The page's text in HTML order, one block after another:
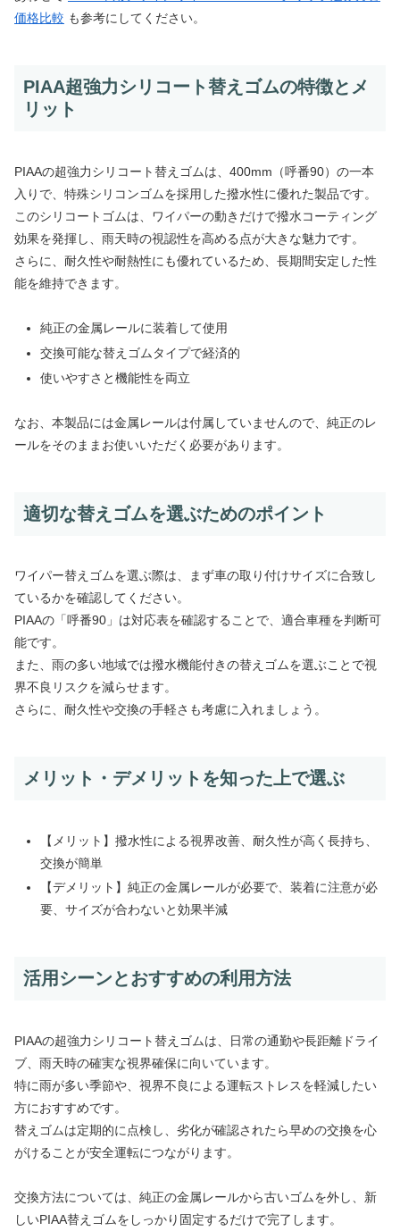
価格比較 も参考にしてください。
PIAA超強力シリコート替えゴムの特徴とメ
リット
PIAAの超強力シリコート替えゴムは、400mm（呼番90）の一本
入りで、特殊シリコンゴムを採用した撥水性に優れた製品です。
このシリコートゴムは、ワイパーの動きだけで撥水コーティング
効果を発揮し、雨天時の視認性を高める点が大きな魅力です。
さらに、耐久性や耐熱性にも優れているため、長期間安定した性
能を維持できます。
純正の金属レールに装着して使用
交換可能な替えゴムタイプで経済的
使いやすさと機能性を両立
なお、本製品には金属レールは付属していませんので、純正のレ
ールをそのままお使いいただく必要があります。
適切な替えゴムを選ぶためのポイント
ワイパー替えゴムを選ぶ際は、まず車の取り付けサイズに合致し
ているかを確認してください。
PIAAの「呼番90」は対応表を確認することで、適合車種を判断可
能です。
また、雨の多い地域では撥水機能付きの替えゴムを選ぶことで視
界不良リスクを減らせます。
さらに、耐久性や交換の手軽さも考慮に入れましょう。
メリット・デメリットを知った上で選ぶ
【メリット】撥水性による視界改善、耐久性が高く長持ち、
交換が簡単
【デメリット】純正の金属レールが必要で、装着に注意が必
要、サイズが合わないと効果半減
活用シーンとおすすめの利用方法
PIAAの超強力シリコート替えゴムは、日常の通勤や長距離ドライ
ブ、雨天時の確実な視界確保に向いています。
特に雨が多い季節や、視界不良による運転ストレスを軽減したい
方におすすめです。
替えゴムは定期的に点検し、劣化が確認されたら早めの交換を心
がけることが安全運転につながります。
交換方法については、純正の金属レールから古いゴムを外し、新
しいPIAA替えゴムをしっかり固定するだけで完了します。